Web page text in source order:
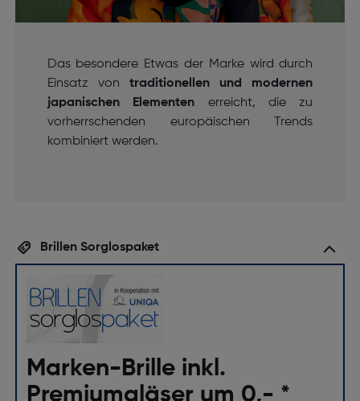
Das besondere Etwas der Marke wird durch
Einsatz von traditionellen und modernen
japanischen Elementen erreicht, die zu
vorherrschenden europäischen Trends
kombiniert werden.
Brillen Sorglospaket
Marken-Brille inkl.
Premiumgläser um 0,- *